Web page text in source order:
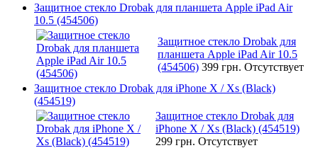
Защитное стекло Drobak для планшета Apple iPad Air
10.5 (454506)
Защитное стекло Drobak для
планшета Apple iPad Air 10.5
(454506) 399 грн. Отсутствует
Защитное стекло Drobak для iPhone X / Xs (Black)
(454519)
Защитное стекло Drobak для
iPhone X / Xs (Black) (454519)
299 грн. Отсутствует